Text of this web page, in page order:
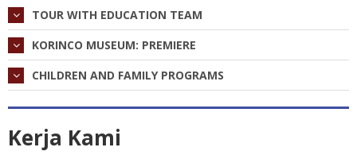
TOUR WITH EDUCATION TEAM
KORINCO MUSEUM: PREMIERE
CHILDREN AND FAMILY PROGRAMS
Kerja Kami